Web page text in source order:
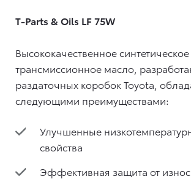
T-Parts & Oils LF 75W
Высококачественное
трансмиссионное масло,
раздаточных коробок Toyota,
следующими преимуществами:
Улучшенные
свойства
Эффективная защита от